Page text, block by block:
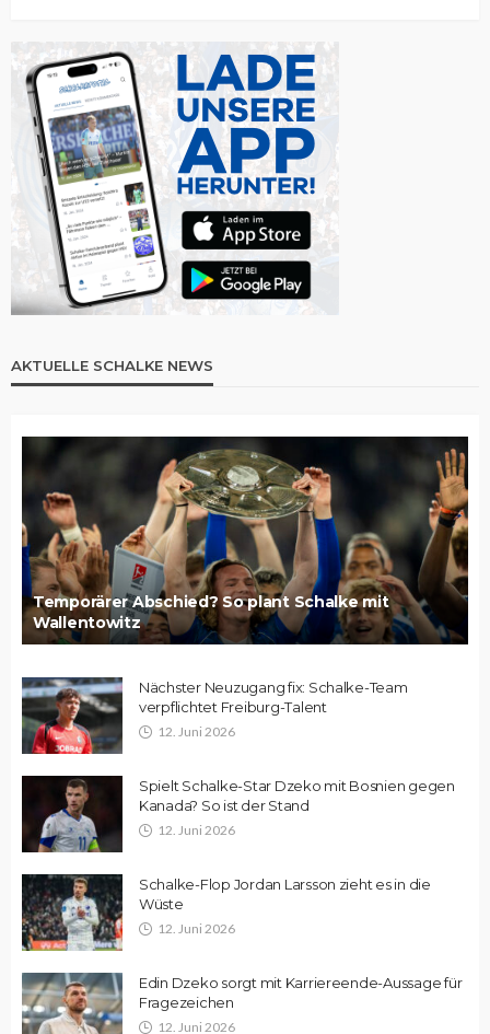
AKTUELLE SCHALKE NEWS
Temporärer Abschied? So plant Schalke mit
Wallentowitz
Nächster Neuzugang fix: Schalke-Team
verpflichtet Freiburg-Talent
12. Juni 2026
Spielt Schalke-Star Dzeko mit Bosnien gegen
Kanada? So ist der Stand
12. Juni 2026
Schalke-Flop Jordan Larsson zieht es in die
Wüste
12. Juni 2026
Edin Dzeko sorgt mit Karriereende-Aussage für
Fragezeichen
12. Juni 2026